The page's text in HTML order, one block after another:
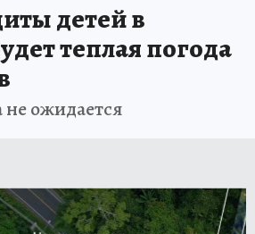
детей в
теплая погода
не ожидается